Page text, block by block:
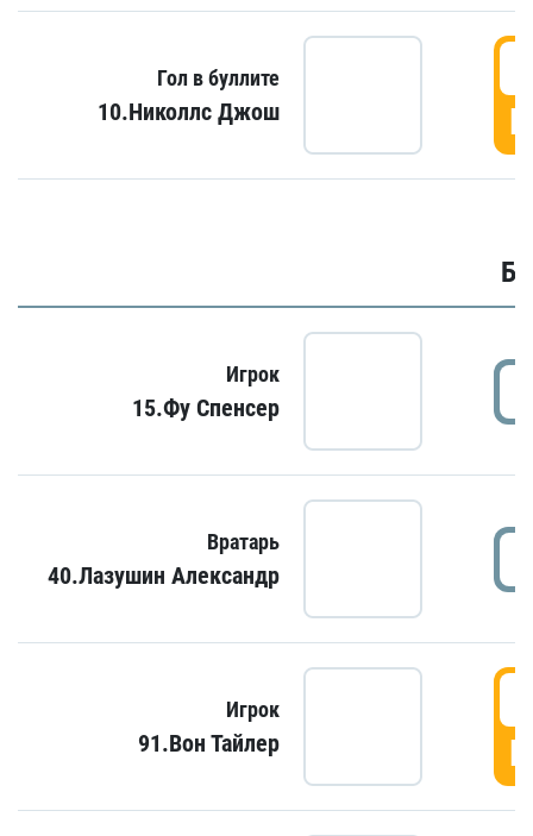
Гол в буллите
10.Николлс Джош
Игрок
15.Фу Спенсер
Вратарь
40.Лазушин Александр
Игрок
91.Вон Тайлер